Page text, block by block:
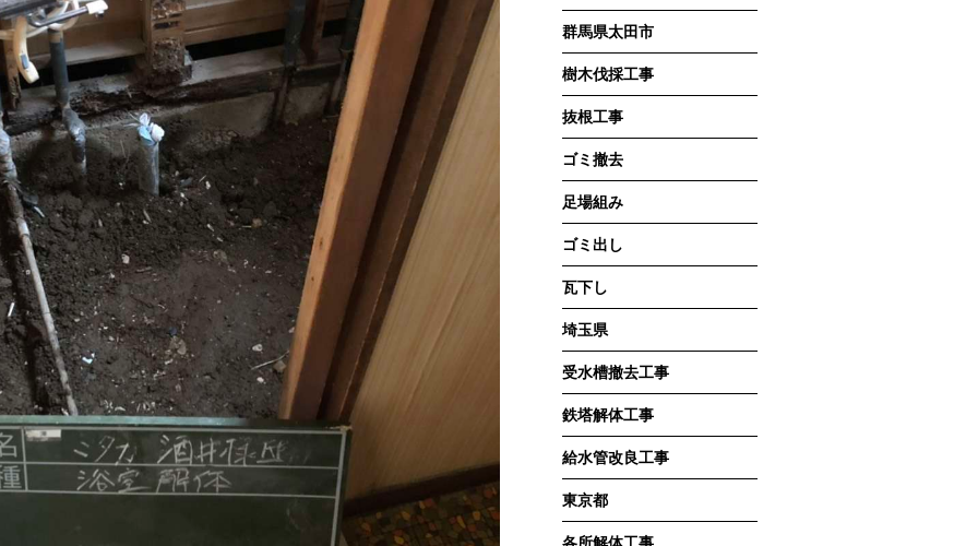
群馬県太田市
樹木伐採工事
抜根工事
ゴミ撤去
足場組み
ゴミ出し
瓦下し
埼玉県
受水槽撤去工事
鉄塔解体工事
給水管改良工事
東京都